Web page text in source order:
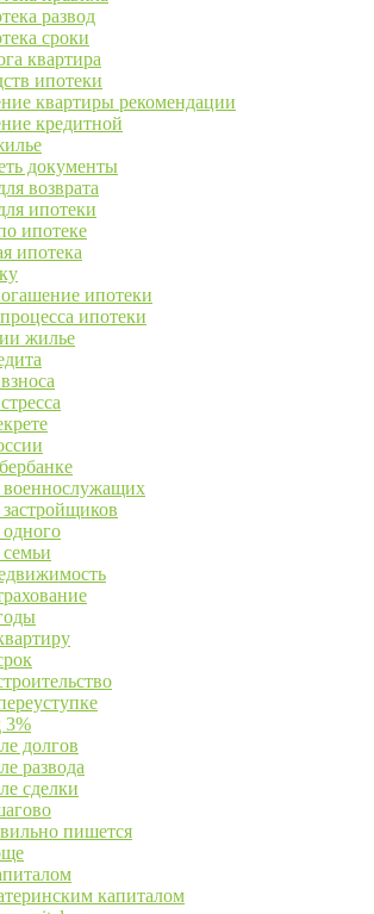
развод
сроки
квартира
ипотеки
квартиры рекомендации
кредитной
документы
возврата
ипотеки
ипотеке
ипотека
ипотеки
ипотеки
жилье
военнослужащих
3%
долгов
развода
сделки
пишется
капиталом